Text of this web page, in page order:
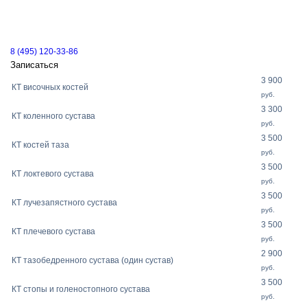
8 (495) 120-33-86
Записаться
КТ височных костей
3 900
руб.
КТ коленного сустава
3 300
руб.
КТ костей таза
3 500
руб.
КТ локтевого сустава
3 500
руб.
КТ лучезапястного сустава
3 500
руб.
КТ плечевого сустава
3 500
руб.
КТ тазобедренного сустава (один сустав)
2 900
руб.
КТ стопы и голеностопного сустава
3 500
руб.